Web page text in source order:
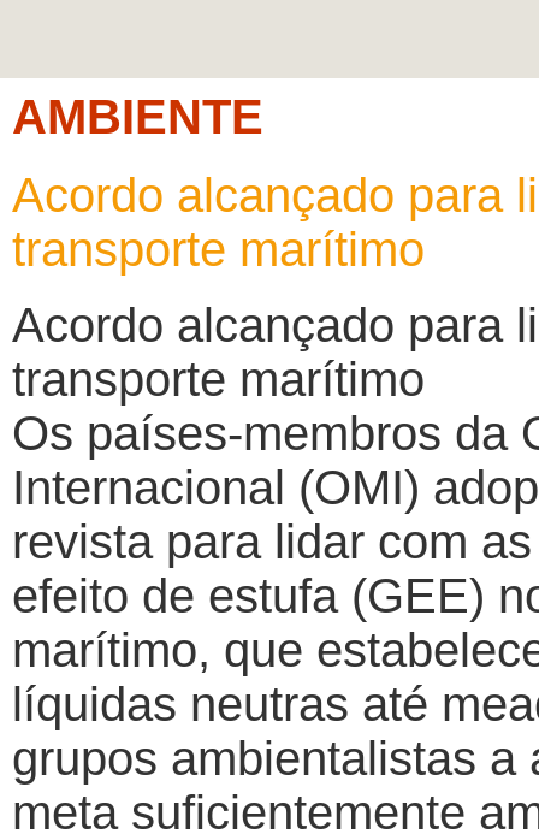
AMBIENTE
Acordo alcançado para
transporte marítimo
Acordo alcançado para
transporte marítimo
Os países-membros da
Internacional (OMI)
revista para lidar com
efeito de estufa (GEE)
marítimo, que
líquidas neutras até
grupos ambientalistas a
meta suficientemente